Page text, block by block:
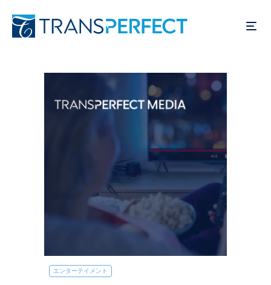
イ
ン
動
エンターテイメント